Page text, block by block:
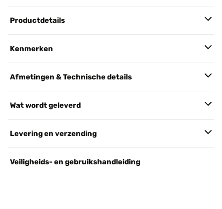
Productdetails
Kenmerken
Afmetingen & Technische details
Wat wordt geleverd
Levering en verzending
Veiligheids- en gebruikshandleiding